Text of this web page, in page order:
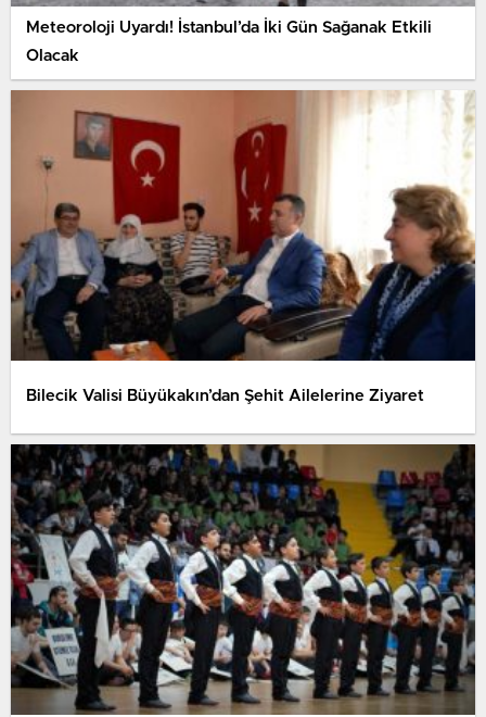
Meteoroloji Uyardı! İstanbul’da İki Gün Sağanak Etkili
Olacak
Bilecik Valisi Büyükakın’dan Şehit Ailelerine Ziyaret